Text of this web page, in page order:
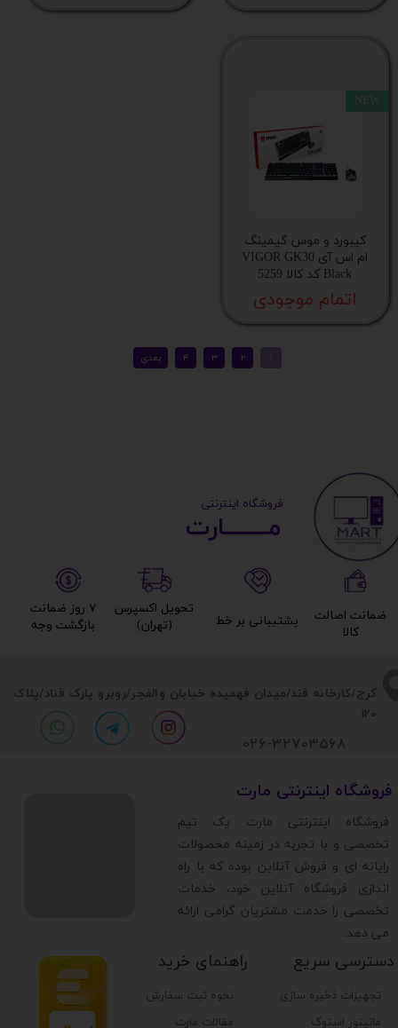
کیبورد و موس گیمینگ
ام اس آی VIGOR GK30
Black کد کالا 5259
اتمام موجودی
NEW
​​کرج/کارخانه قند/میدان فهمیده خیابان والفجر/روبرو پارک قناد/پلاک
120
تجهیزات ذخیره سازی
مانیتور استوک
دسترسی سریع راهنمای خرید
نحوه ثبت سفارش
مقالات مارت
​فروشگاه اینترنتی مارت
​فروشگاه اینترنتی مارت یک تیم
تخصصی و با تجربه در زمینه محصولات
رایانه ای و فروش آنلاین بوده که با راه
اندازی فروشگاه آنلاین خود، خدمات
تخصصی را خدمت مشتریان گرامی ارائه
می دهد.
026-32703568
مــــــــارت​​​​​​
​ ​فروشگاه اینترنتی
۷ روز ضمانت
بازگشت وجه​​​​​​​
تحویل اکسپرس
(تهران)​​​​​​​
پشتیبانی بر خط​​​​​​​
ضمانت اصالت
کالا​​​​​​​